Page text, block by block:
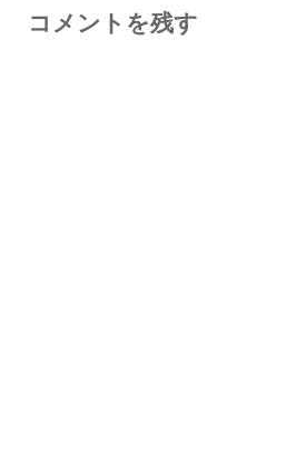
コメントを残す